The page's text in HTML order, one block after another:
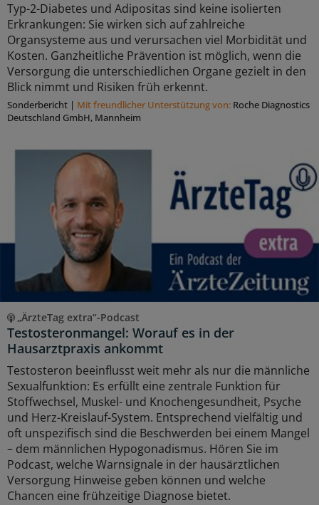
Typ-2-Diabetes und Adipositas sind keine isolierten
Erkrankungen: Sie wirken sich auf zahlreiche
Organsysteme aus und verursachen viel Morbidität und
Kosten. Ganzheitliche Prävention ist möglich, wenn die
Versorgung die unterschiedlichen Organe gezielt in den
Blick nimmt und Risiken früh erkennt.
Sonderbericht | Mit freundlicher Unterstützung von: Roche Diagnostics
Deutschland GmbH, Mannheim
„ÄrzteTag extra“-Podcast
Testosteronmangel: Worauf es in der
Hausarztpraxis ankommt
Testosteron beeinflusst weit mehr als nur die männliche
Sexualfunktion: Es erfüllt eine zentrale Funktion für
Stoffwechsel, Muskel- und Knochengesundheit, Psyche
und Herz-Kreislauf-System. Entsprechend vielfältig und
oft unspezifisch sind die Beschwerden bei einem Mangel
– dem männlichen Hypogonadismus. Hören Sie im
Podcast, welche Warnsignale in der hausärztlichen
Versorgung Hinweise geben können und welche
Chancen eine frühzeitige Diagnose bietet.